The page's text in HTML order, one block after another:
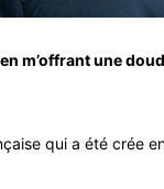
m’offrant une
qui a été crée